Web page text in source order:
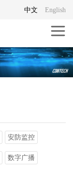
English
中文
安防监控
数字广播